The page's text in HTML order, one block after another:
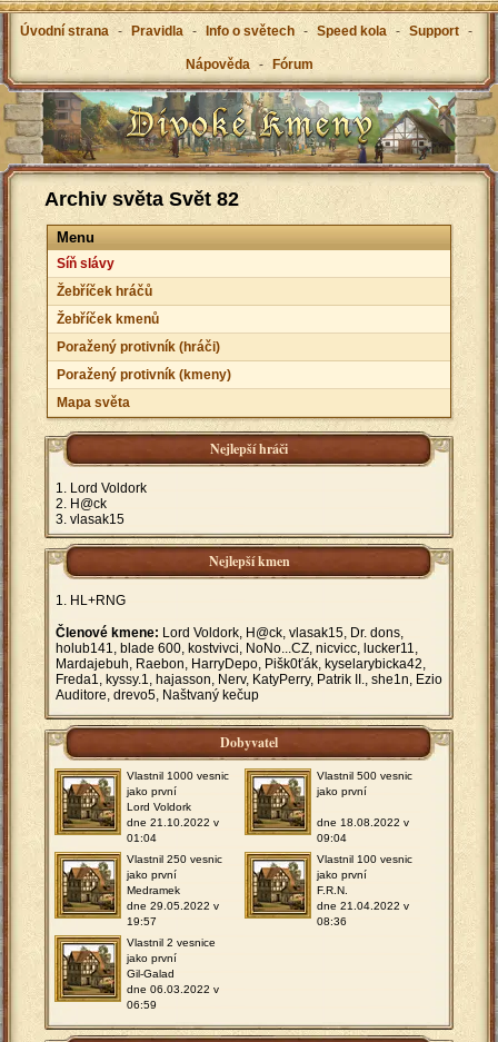
Úvodní strana - Pravidla - Info o světech - Speed kola - Support -
Nápověda - Fórum
Archiv světa Svět 82
Menu
Síň slávy
Žebříček hráčů
Žebříček kmenů
Poražený protivník (hráči)
Poražený protivník (kmeny)
Mapa světa
Nejlepší hráči
Lord Voldork
H@ck
vlasak15
Nejlepší kmen
HL+RNG
Členové kmene: Lord Voldork, H@ck, vlasak15, Dr. dons,
holub141, blade 600, kostvivci, NoNo...CZ, nicvicc, lucker11,
Mardajebuh, Raebon, HarryDepo, Pišk0ťák, kyselarybicka42,
Freda1, kyssy.1, hajasson, Nerv, KatyPerry, Patrik II., she1n, Ezio
Auditore, drevo5, Naštvaný kečup
Dobyvatel
Vlastnil 1000 vesnic
jako první
Lord Voldork
dne 21.10.2022 v
01:04
Vlastnil 500 vesnic
jako první
dne 18.08.2022 v
09:04
Vlastnil 250 vesnic
jako první
Medramek
dne 29.05.2022 v
19:57
Vlastnil 100 vesnic
jako první
F.R.N.
dne 21.04.2022 v
08:36
Vlastnil 2 vesnice
jako první
Gil-Galad
dne 06.03.2022 v
06:59